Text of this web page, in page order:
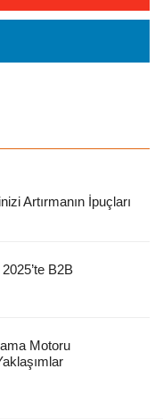
Artırmanın İpuçları
B2B
Motoru